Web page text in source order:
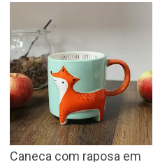
Caneca com raposa em